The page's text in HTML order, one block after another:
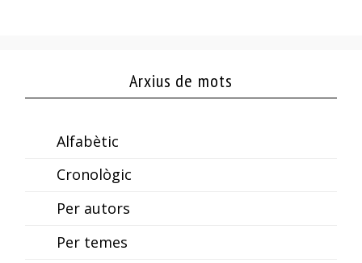
Arxius de mots
Alfabètic
Cronològic
Per autors
Per temes